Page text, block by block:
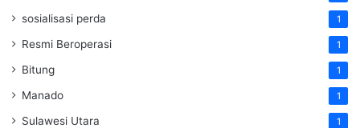
sosialisasi perda 1
Resmi Beroperasi 1
Bitung 1
Manado 1
Sulawesi Utara 1